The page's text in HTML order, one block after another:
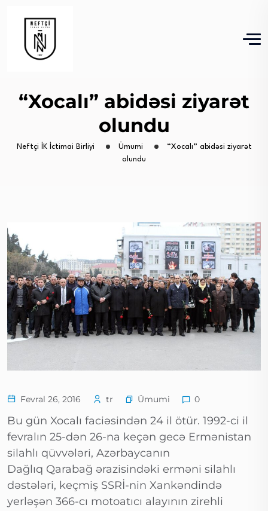
“Xocalı” abidəsi ziyarət
olundu
Neftçi İK İctimai Birliyi Ümumi
“Xocalı” abidəsi ziyarət
olundu
Fevral 26, 2016 tr Ümumi 0
Bu gün Xocalı faciəsindən 24 il ötür. 1992-ci il
fevralın 25-dən 26-na keçən gecə Ermənistan
silahlı qüvvələri, Azərbaycanın
Dağlıq Qarabağ ərazisindəki erməni silahlı
dəstələri, keçmiş SSRİ-nin Xankəndində
yerləşən 366-cı motoatıcı alayının zirehli